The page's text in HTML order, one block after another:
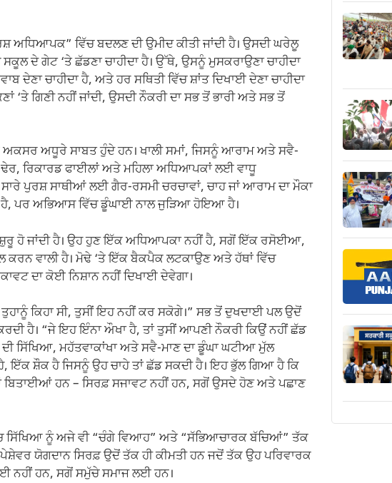
ਵਿੱਚ ਬਦਲਣ ਦੀ ਉਮੀਦ ਕੀਤੀ ਜਾਂਦੀ ਹੈ। ਉਸਦੀ ਘਰੇਲੂ
ਦੇ ਗੇਟ ‘ਤੇ ਛੱਡਣਾ ਚਾਹੀਦਾ ਹੈ। ਉੱਥੇ, ਉਸਨੂੰ ਮੁਸਕਰਾਉਣਾ ਚਾਹੀਦਾ
ਦੇਣਾ ਚਾਹੀਦਾ ਹੈ, ਅਤੇ ਹਰ ਸਥਿਤੀ ਵਿੱਚ ਸ਼ਾਂਤ ਦਿਖਾਈ ਦੇਣਾ ਚਾਹੀਦਾ
‘ਤੇ ਗਿਣੀ ਨਹੀਂ ਜਾਂਦੀ, ਉਸਦੀ ਨੌਕਰੀ ਦਾ ਸਭ ਤੋਂ ਭਾਰੀ ਅਤੇ ਸਭ ਤੋਂ
ਅਧੂਰੇ ਸਾਬਤ ਹੁੰਦੇ ਹਨ। ਖਾਲੀ ਸਮਾਂ, ਜਿਸਨੂੰ ਆਰਾਮ ਅਤੇ ਸਵੈ-
ਢੇਰ, ਰਿਕਾਰਡ ਫਾਈਲਾਂ ਅਤੇ ਮਹਿਲਾ ਅਧਿਆਪਕਾਂ ਲਈ ਵਾਧੂ
ਪੁਰਸ਼ ਸਾਥੀਆਂ ਲਈ ਗੈਰ-ਰਸਮੀ ਚਰਚਾਵਾਂ, ਚਾਹ ਜਾਂ ਆਰਾਮ ਦਾ ਮੌਕਾ
ਹੈ, ਪਰ ਅਭਿਆਸ ਵਿੱਚ ਡੂੰਘਾਈ ਨਾਲ ਜੁੜਿਆ ਹੋਇਆ ਹੈ।
ਹੋ ਜਾਂਦੀ ਹੈ। ਉਹ ਹੁਣ ਇੱਕ ਅਧਿਆਪਕਾ ਨਹੀਂ ਹੈ, ਸਗੋਂ ਇੱਕ ਰਸੋਈਆ,
ਵਾਲੀ ਹੈ। ਮੋਢੇ ‘ਤੇ ਇੱਕ ਬੈਕਪੈਕ ਲਟਕਾਉਣ ਅਤੇ ਹੱਥਾਂ ਵਿੱਚ
ਦਾ ਕੋਈ ਨਿਸ਼ਾਨ ਨਹੀਂ ਦਿਖਾਈ ਦੇਵੇਗਾ।
ਕਿਹਾ ਸੀ, ਤੁਸੀਂ ਇਹ ਨਹੀਂ ਕਰ ਸਕੋਗੇ।” ਸਭ ਤੋਂ ਦੁਖਦਾਈ ਪਲ ਉਦੋਂ
ਹੈ। “ਜੇ ਇਹ ਇੰਨਾ ਔਖਾ ਹੈ, ਤਾਂ ਤੁਸੀਂ ਆਪਣੀ ਨੌਕਰੀ ਕਿਉਂ ਨਹੀਂ ਛੱਡ
ਸਿੱਖਿਆ, ਮਹੱਤਵਾਕਾਂਖਾ ਅਤੇ ਸਵੈ-ਮਾਣ ਦਾ ਡੂੰਘਾ ਘਟੀਆ ਮੁੱਲ
ਇੱਕ ਸ਼ੌਕ ਹੈ ਜਿਸਨੂੰ ਉਹ ਚਾਹੇ ਤਾਂ ਛੱਡ ਸਕਦੀ ਹੈ। ਇਹ ਭੁੱਲ ਗਿਆ ਹੈ ਕਿ
ਹਨ – ਸਿਰਫ਼ ਸਜਾਵਟ ਨਹੀਂ ਹਨ, ਸਗੋਂ ਉਸਦੇ ਹੋਣ ਅਤੇ ਪਛਾਣ
ਸਿੱਖਿਆ ਨੂੰ ਅਜੇ ਵੀ “ਚੰਗੇ ਵਿਆਹ” ਅਤੇ “ਸੱਭਿਆਚਾਰਕ ਬੱਚਿਆਂ” ਤੱਕ
ਯੋਗਦਾਨ ਸਿਰਫ਼ ਉਦੋਂ ਤੱਕ ਹੀ ਕੀਮਤੀ ਹਨ ਜਦੋਂ ਤੱਕ ਉਹ ਪਰਿਵਾਰਕ
ਨਹੀਂ ਹਨ, ਸਗੋਂ ਸਮੁੱਚੇ ਸਮਾਜ ਲਈ ਹਨ।